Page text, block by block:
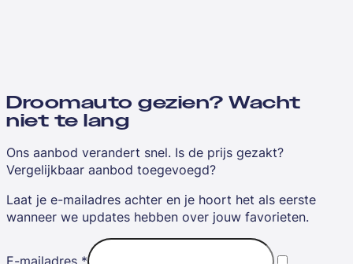
Droomauto gezien? Wacht
niet te lang
Ons aanbod verandert snel. Is de prijs gezakt?
Vergelijkbaar aanbod toegevoegd?
Laat je e-mailadres achter en je hoort het als eerste
wanneer we updates hebben over jouw favorieten.